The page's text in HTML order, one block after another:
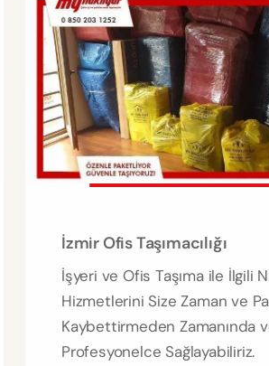
İzmir Ofis Taşımacılığı
İşyeri ve Ofis Taşıma ile İlgili
Hizmetlerini Size Zaman ve
Kaybettirmeden Zamanında
Profesyonelce Sağlayabiliriz.